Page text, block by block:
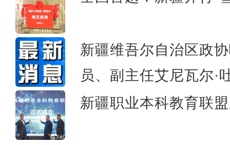
新疆维吾尔自治区政
员、副主任艾尼瓦尔·
新疆职业本科教育联